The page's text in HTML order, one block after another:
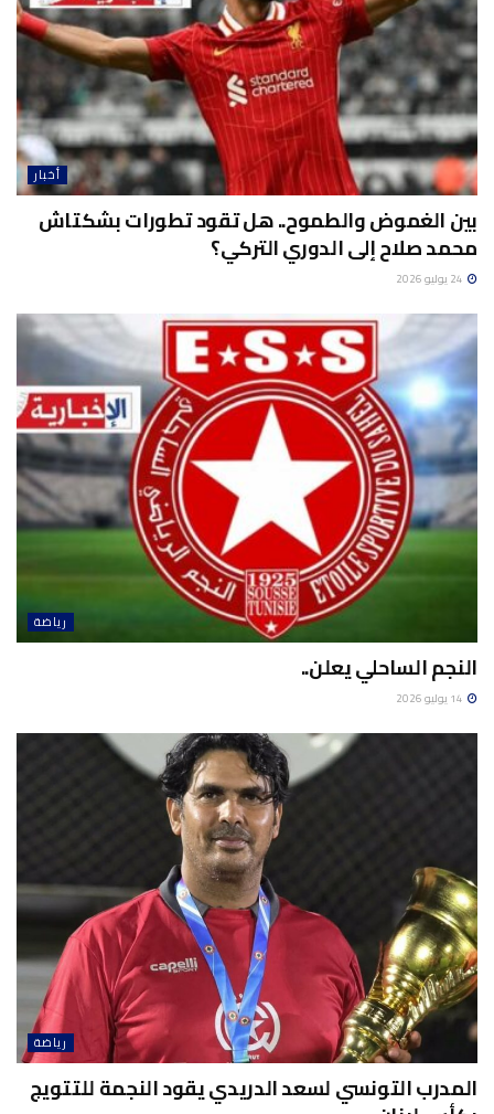
أخبار
بين الغموض والطموح.. هل تقود تطورات بشكتاش
محمد صلاح إلى الدوري التركي؟
رياضة
النجم الساحلي يعلن..
رياضة
المدرب التونسي لسعد الدريدي يقود النجمة للتتويج